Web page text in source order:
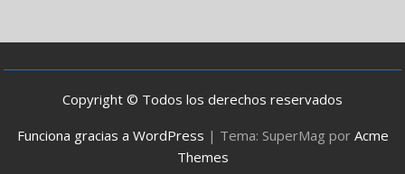
Copyright © Todos los derechos reservados
Funciona gracias a WordPress | Tema: SuperMag por Acme
Themes